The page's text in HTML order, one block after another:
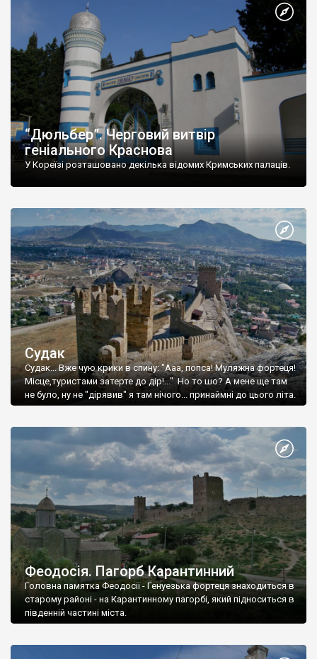
“Дюльбер”. Черговий витвір
геніального Краснова
У Кореїзі розташовано декілька відомих Кримських палаців.
Судак
Судак... Вже чую крики в спину: "Ааа, попса! Муляжна фортеця!
Місце,туристами затерте до дір!..." Но то шо? А мене ще там
не було, ну не "дірявив" я там нічого... принаймні до цього літа.
Феодосія. Пагорб Карантинний
Головна памятка Феодосії - Генуезька фортеця знаходиться в
старому районі - на Карантинному пагорбі, який підноситься в
південній частині міста.